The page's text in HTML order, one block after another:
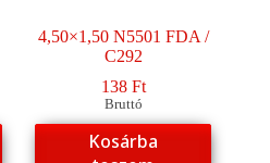
4,50×1,50 N5501 FDA /
C292
138 Ft
Bruttó
Kosárba